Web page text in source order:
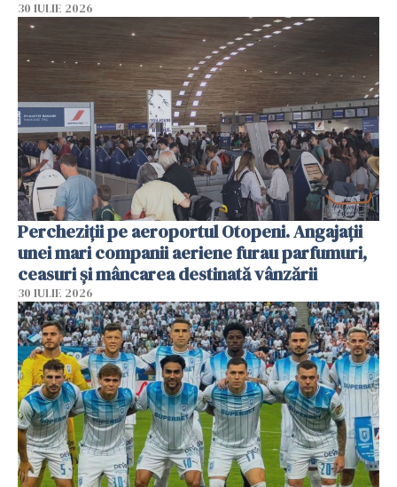
30 IULIE 2026
Percheziții pe aeroportul Otopeni. Angajații
unei mari companii aeriene furau parfumuri,
ceasuri și mâncarea destinată vânzării
30 IULIE 2026